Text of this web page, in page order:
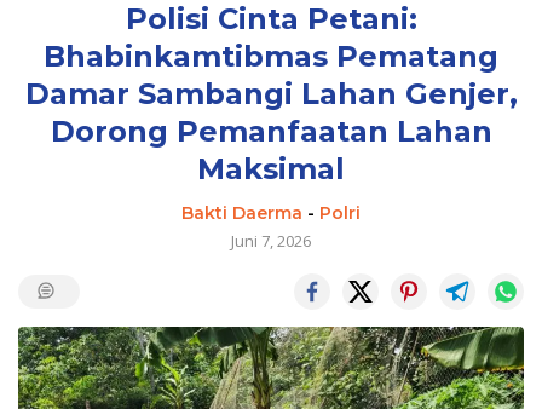
Polisi Cinta Petani:
Bhabinkamtibmas Pematang
Damar Sambangi Lahan Genjer,
Dorong Pemanfaatan Lahan
Maksimal
Bakti Daerma - Polri
Juni 7, 2026